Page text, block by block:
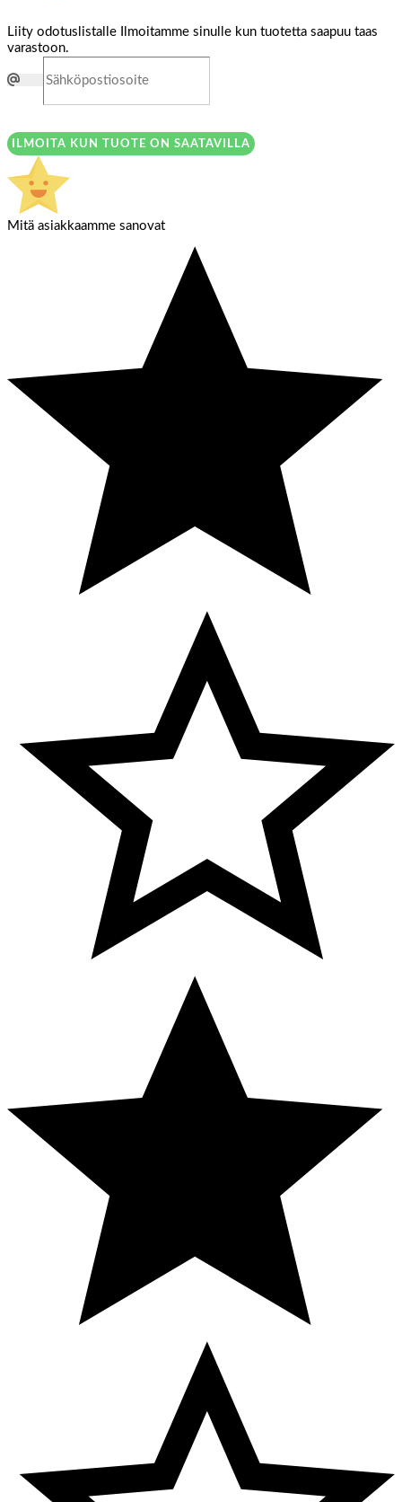
Liity odotuslistalle
Ilmoitamme sinulle kun tuotetta saapuu taas
varastoon.
ILMOITA KUN TUOTE ON SAATAVILLA
Mitä asiakkaamme sanovat